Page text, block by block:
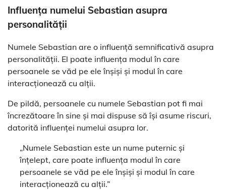
Influența numelui Sebastian asupra
personalității
Numele Sebastian are o influență semnificativă asupra
personalității. El poate influența modul în care
persoanele se văd pe ele înșiși și modul în care
interacționează cu alții.
De pildă, persoanele cu numele Sebastian pot fi mai
încrezătoare în sine și mai dispuse să își asume riscuri,
datorită influenței numelui asupra lor.
„Numele Sebastian este un nume puternic și
înțelept, care poate influența modul în care
persoanele se văd pe ele înșiși și modul în care
interacționează cu alții.”